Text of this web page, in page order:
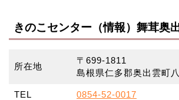
きのこセンター（情報）舞茸奥
所在地
〒699-1811
島根県仁多郡奥出雲町
TEL 0854-52-0017